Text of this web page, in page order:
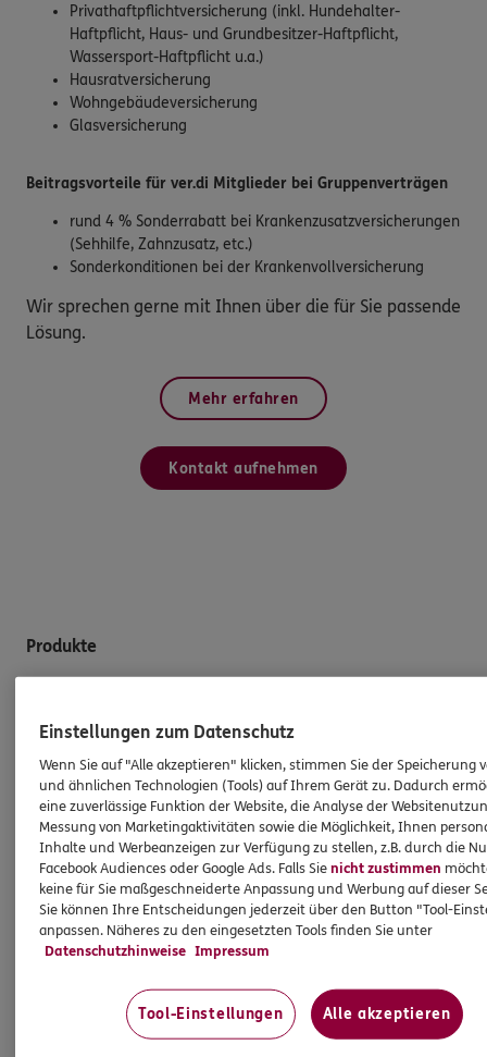
Privathaftpflichtversicherung (inkl. Hundehalter-
Haftpflicht, Haus- und Grundbesitzer-Haftpflicht,
Wassersport-Haftpflicht u.a.)
Hausratversicherung
Wohngebäudeversicherung
Glasversicherung
Beitragsvorteile für ver.di Mitglieder bei Gruppenverträgen
rund 4 % Sonderrabatt bei Krankenzusatzversicherungen
(Sehhilfe, Zahnzusatz, etc.)
Sonderkonditionen bei der Krankenvollversicherung
Wir sprechen gerne mit Ihnen über die für Sie passende
Lösung.
Mehr erfahren
Kontakt aufnehmen
Produkte
Kfz-Versicherung
Krankenversicherung
Versicherungen für den privaten Bedarf
Versicherungen für Geschäftskunden
Hilfe & Services
E-Mail schreiben
Schaden melden
Erstkontaktinformationen
Einstellungen zum Datenschutz
Wenn Sie auf "Alle akzeptieren" klicken, stimmen Sie der Speicherung
und ähnlichen Technologien (Tools) auf Ihrem Gerät zu. Dadurch
eine zuverlässige Funktion der Website, die Analyse der
Messung von Marketingaktivitäten sowie die Möglichkeit, Ihnen
Inhalte und Werbeanzeigen zur Verfügung zu stellen, z.B. durch die
Facebook Audiences oder Google Ads. Falls Sienicht zustimmen
keine für Sie maßgeschneiderte Anpassung und Werbung auf dieser
Sie können Ihre Entscheidungen jederzeit über den Button "Tool-
anpassen. Näheres zu den eingesetzten Tools finden Sie unter
Datenschutzhinweise Impressum
Tool-Einstellungen Alle akzeptieren